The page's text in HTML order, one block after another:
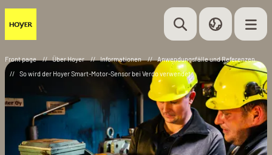
Front page // Über Hoyer // Informationen //
Anwendungsfälle und Referenzen
//
So wird der Hoyer Smart-Motor-Sensor bei Verdo verwendet